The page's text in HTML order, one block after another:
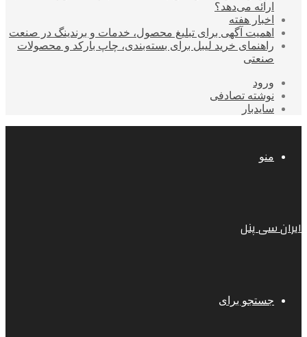
ارائه می‌دهد؟
اخبار هفته
اهمیت آگهی برای تبلیغ محصول، خدمات و برندینگ در صنعت
راهنمای خرید لیبل برای بسته‌بندی، چاپ بارکد و محصولات
صنعتی
ورود
نوشته تصادفی
سایدبار
منو
ایران سی پنل
جستجو برای